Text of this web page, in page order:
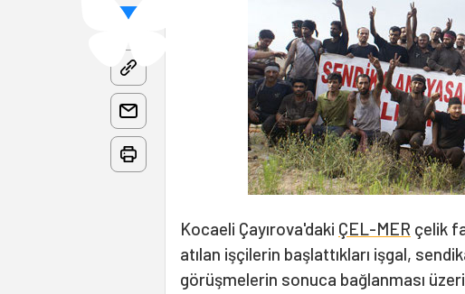
Kocaeli Çayırova'daki ÇEL-MER çelik
atılan işçilerin başlattıkları işgal,
görüşmelerin sonuca bağlanması